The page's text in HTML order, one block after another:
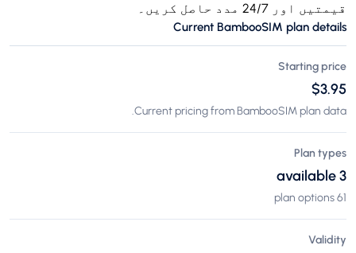
قیمتیں اور 24/7 مدد حاصل کریں۔
Current BambooSIM plan details
Starting price
$3.95
Current pricing from BambooSIM plan data.
Plan types
3 available
61 plan options
Validity